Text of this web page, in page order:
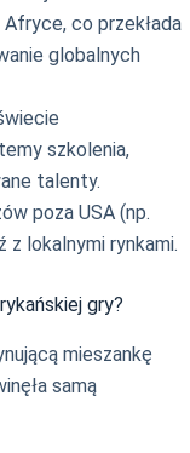
co przekłada
globalnych
szkolenia,
talenty.
poza USA (np.
z lokalnymi rynkami.
gry?
mieszankę
samą